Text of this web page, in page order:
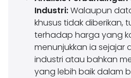
Industri:Walaupun
khusus tidak diberikan,
terhadap harga yang
menunjukkan ia sejajar
industri atau bahkan
yang lebih baik dalam